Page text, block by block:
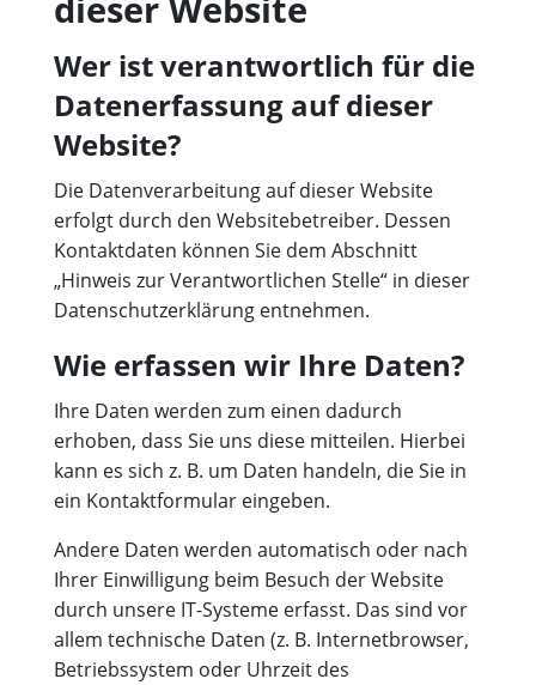
Wer ist verantwortlich für die
Datenerfassung auf dieser
Website?
Die Datenverarbeitung auf dieser Website
erfolgt durch den Websitebetreiber. Dessen
Kontaktdaten können Sie dem Abschnitt
„Hinweis zur Verantwortlichen Stelle“ in dieser
Datenschutzerklärung entnehmen.
Wie erfassen wir Ihre Daten?
Ihre Daten werden zum einen dadurch
erhoben, dass Sie uns diese mitteilen. Hierbei
kann es sich z. B. um Daten handeln, die Sie in
ein Kontaktformular eingeben.
Andere Daten werden automatisch oder nach
Ihrer Einwilligung beim Besuch der Website
durch unsere IT-Systeme erfasst. Das sind vor
allem technische Daten (z. B. Internetbrowser,
Betriebssystem oder Uhrzeit des